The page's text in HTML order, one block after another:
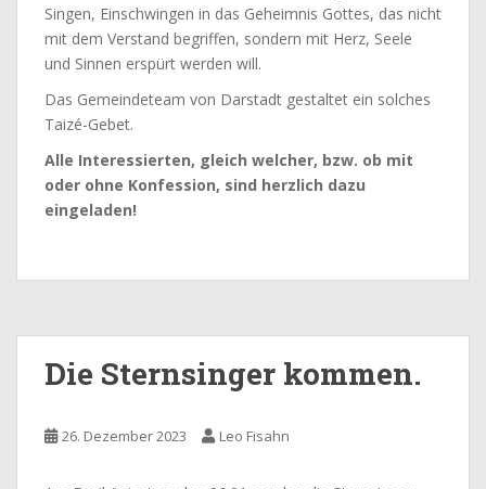
Singen, Einschwingen in das Geheimnis Gottes, das nicht
mit dem Verstand begriffen, sondern mit Herz, Seele
und Sinnen erspürt werden will.
Das Gemeindeteam von Darstadt gestaltet ein solches
Taizé-Gebet.
Alle Interessierten, gleich welcher, bzw. ob mit
oder ohne Konfession, sind herzlich dazu
eingeladen!
Die Sternsinger kommen.
26. Dezember 2023 Leo Fisahn